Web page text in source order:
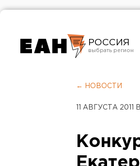
РОССИЯ
Челябинск
← НОВОСТИ
11 АВГУСТА 2011